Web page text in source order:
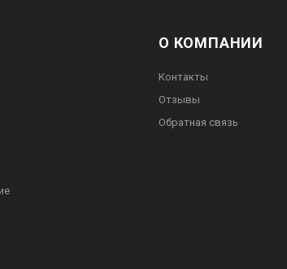
О КОМПАНИИ
Контакты
Отзывы
Обратная связь